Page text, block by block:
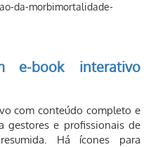
da-morbimortalidade-
e-book interativo
com conteúdo completo e
gestores e profissionais de
Há ícones para